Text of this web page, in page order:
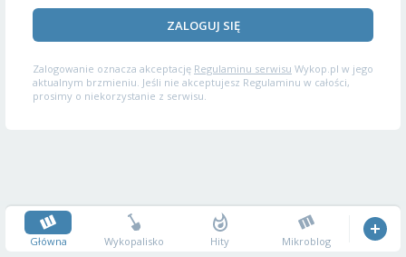
ZALOGUJ SIĘ
Zalogowanie oznacza akceptację Regulaminu serwisu Wykop.pl w jego
aktualnym brzmieniu. Jeśli nie akceptujesz Regulaminu w całości,
prosimy o niekorzystanie z serwisu.
Główna Wykopalisko Hity Mikroblog